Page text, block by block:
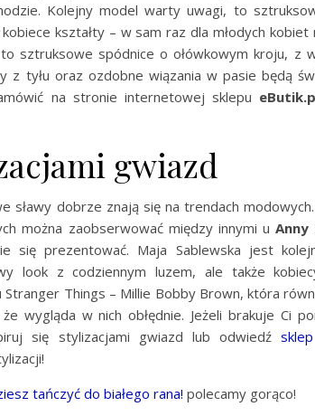
Kolejny model warty uwagi, to
kształty – w sam raz dla młodych kobiet
sztruksowe spódnice o ołówkowym kroju, z
z tyłu oraz ozdobne wiązania w pasie będą
na stronie internetowej sklepu
gwiazd
sławy dobrze znają się na trendach
można zaobserwować między innymi u Anny
się prezentować. Maja Sablewska jest
look z codziennym luzem, ale także
Things – Millie Bobby Brown, która
wygląda w nich obłędnie. Jeżeli brakuje Ci
się stylizacjami gwiazd lub odwiedź sklep
tańczyć do białego rana! polecamy gorąco!